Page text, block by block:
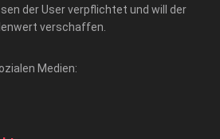
der User verpflichtet und will der
verschaffen.
Medien: